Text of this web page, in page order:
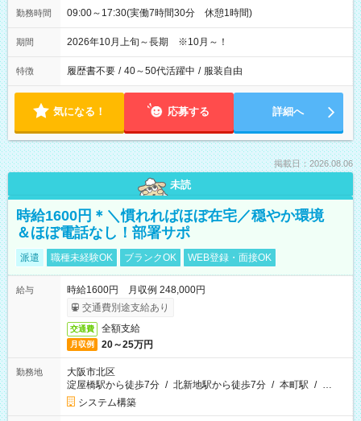
勤務時間 09:00～17:30(実働7時間30分 休憩1時間)
期間 2026年10月上旬～長期 ※10月～！
特徴 履歴書不要 / 40～50代活躍中 / 服装自由
気になる！ 応募する 詳細へ
掲載日：2026.08.06
未読
時給1600円＊＼慣れればほぼ在宅／穏やか環境
＆ほぼ電話なし！部署サポ
派遣 職種未経験OK ブランクOK WEB登録・面接OK
給与
時給1600円 月収例 248,000円
交通費別途支給あり
交通費 全額支給
月収例 20～25万円
勤務地
大阪市北区
淀屋橋駅から徒歩7分 / 北新地駅から徒歩7分 / 本町駅 / …
システム構築